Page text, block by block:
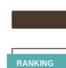
RANKING